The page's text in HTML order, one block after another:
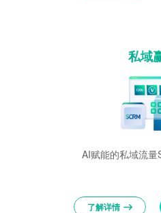
私域
AI赋能的私域流量
了解详情